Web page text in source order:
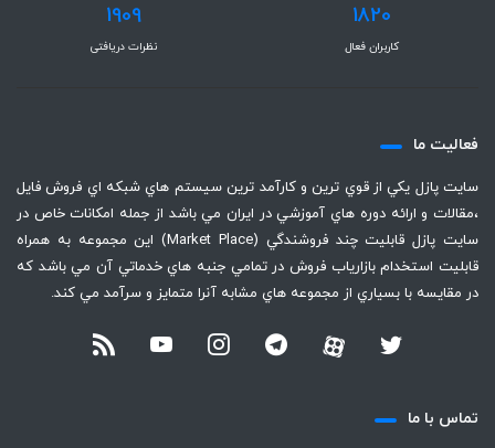
1820
کاربران فعال
1909
نظرات دریافتی
فعاليت ما
سايت پازل يكي از قوي ترين و كارآمد ترين سيستم هاي شبكه اي فروش فايل
،‌مقالات و ارائه دوره هاي آموزشي در ايران مي باشد از جمله امكانات خاص در
سايت پازل قابليت چند فروشندگي (Market Place) اين مجموعه به همراه
قابليت استخدام بازارياب فروش در تمامي جنبه هاي خدماتي آن مي باشد كه
در مقايسه با بسياري از مجموعه هاي مشابه آنرا متمايز و سرآمد مي كند.
تماس با ما